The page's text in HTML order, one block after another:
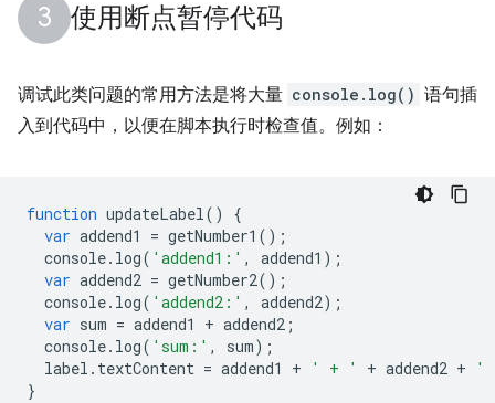
使用断点暂停代码
调试此类问题的常用方法是将大量 console.log() 语句插
入到代码中，以便在脚本执行时检查值。例如：
function updateLabel()
{
var addend1 = getNumber1 ();
console. log( 'addend1:' , addend1 );
var addend2 = getNumber2();
console. log( 'addend2:' , addend2);
var sum = addend1 + addend2 ;
console. log( 'sum:' , sum);
label . textContent = addend1 + ' + ' + addend2 +
'
}